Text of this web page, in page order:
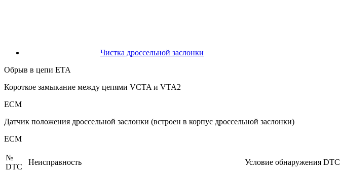
Чистка дроссельной заслонки
Обрыв в цепи ETA
Короткое замыкание между цепями VCTA и VTA2
ECM
Датчик положения дроссельной заслонки (встроен в корпус дроссельной заслонки)
ECM
№
DTC
Неисправность Условие обнаружения DTC